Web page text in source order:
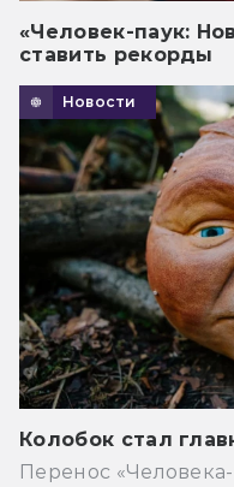
«Человек-паук:
ставить рекорды
Новости
Колобок стал
Перенос